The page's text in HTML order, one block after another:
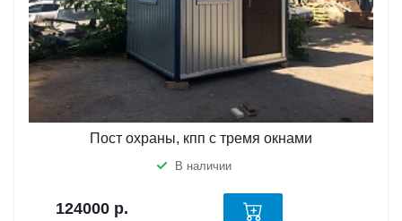
Пост охраны, кпп с тремя окнами
В наличии
124000 р.